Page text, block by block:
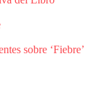
sobre ‘Fiebre’